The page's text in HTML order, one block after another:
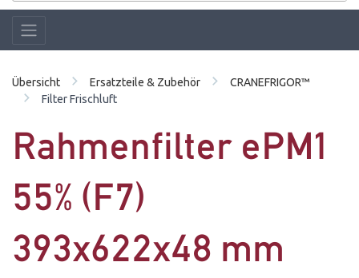
Übersicht Ersatzteile & Zubehör
CRANEFRIGOR™
Filter Frischluft
Rahmenfilter ePM1
55% (F7)
393x622x48 mm